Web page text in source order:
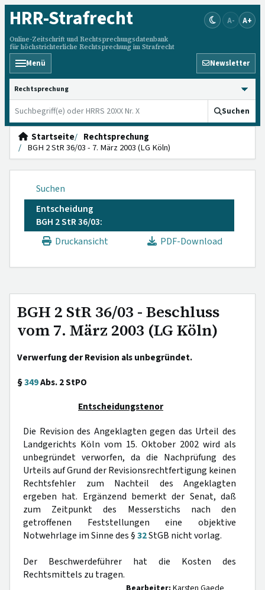
HRR-Strafrecht
Online-Zeitschrift und Rechtsprechungsdatenbank
für höchstrichterliche Rechtsprechung im Strafrecht
A- A+
Menü Newsletter
HRRS durchsuchen
Suchen
Startseite
Rechtsprechung
BGH 2 StR 36/03 - 7. März 2003 (LG Köln)
Suchen
Entscheidung
BGH 2 StR 36/03:
Druckansicht
PDF-Download
BGH 2 StR 36/03 - Beschluss
vom 7. März 2003 (LG Köln)
Verwerfung der Revision als unbegründet.
§349Abs. 2 StPO
Entscheidungstenor
Die Revision des Angeklagten gegen das Urteil des
Landgerichts Köln vom 15. Oktober 2002 wird als
unbegründet verworfen, da die Nachprüfung des
Urteils auf Grund der Revisionsrechtfertigung keinen
Rechtsfehler zum Nachteil des Angeklagten
ergeben hat. Ergänzend bemerkt der Senat, daß
zum Zeitpunkt des Messerstichs nach den
getroffenen Feststellungen eine objektive
Notwehrlage im Sinne des §32StGB nicht vorlag.
Der Beschwerdeführer hat die Kosten des
Rechtsmittels zu tragen.